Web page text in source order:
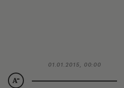
01.01.2015, 00:00